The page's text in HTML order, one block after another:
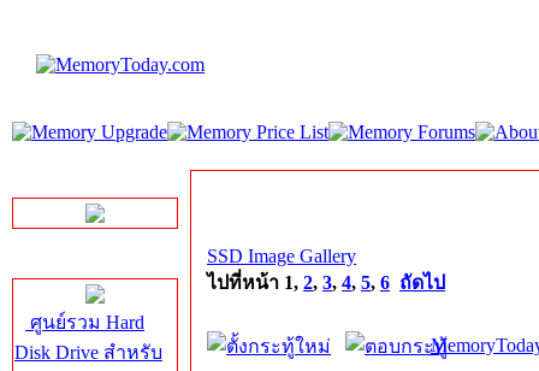
ศูนย์รวม Hard
Disk Drive สำหรับ
SSD Image Gallery
ไปที่หน้า 1, 2, 3, 4, 5, 6 ถัดไป